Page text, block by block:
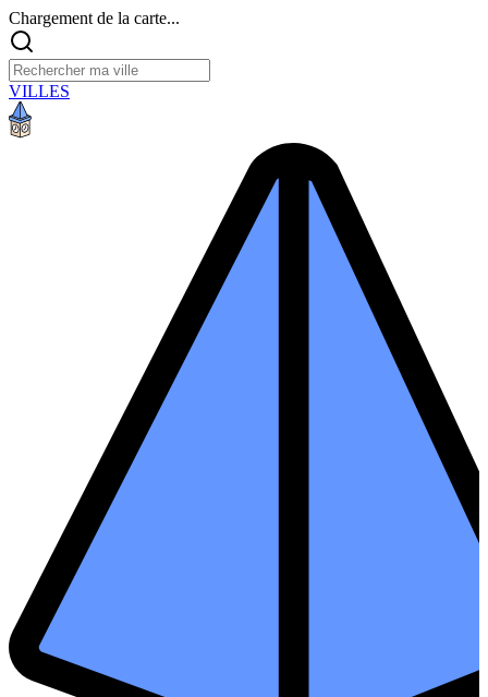
Chargement de la carte...
VILLES